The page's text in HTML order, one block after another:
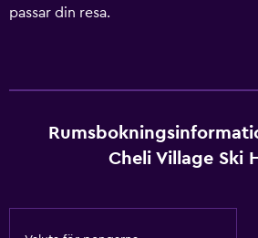
passar din resa.
Cheli Village Ski